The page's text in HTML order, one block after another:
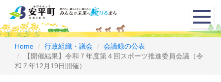
メ
ニ
ュ
Home 行政組織・議会
会議録の公表
【開催結果】令和７年度第４回スポーツ推進委員会議（令
和７年12月19日開催）